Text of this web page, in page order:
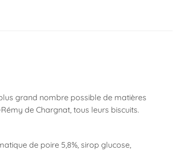
grand nombre possible de matières
de Chargnat, tous leurs biscuits.
de poire 5,8%, sirop glucose,